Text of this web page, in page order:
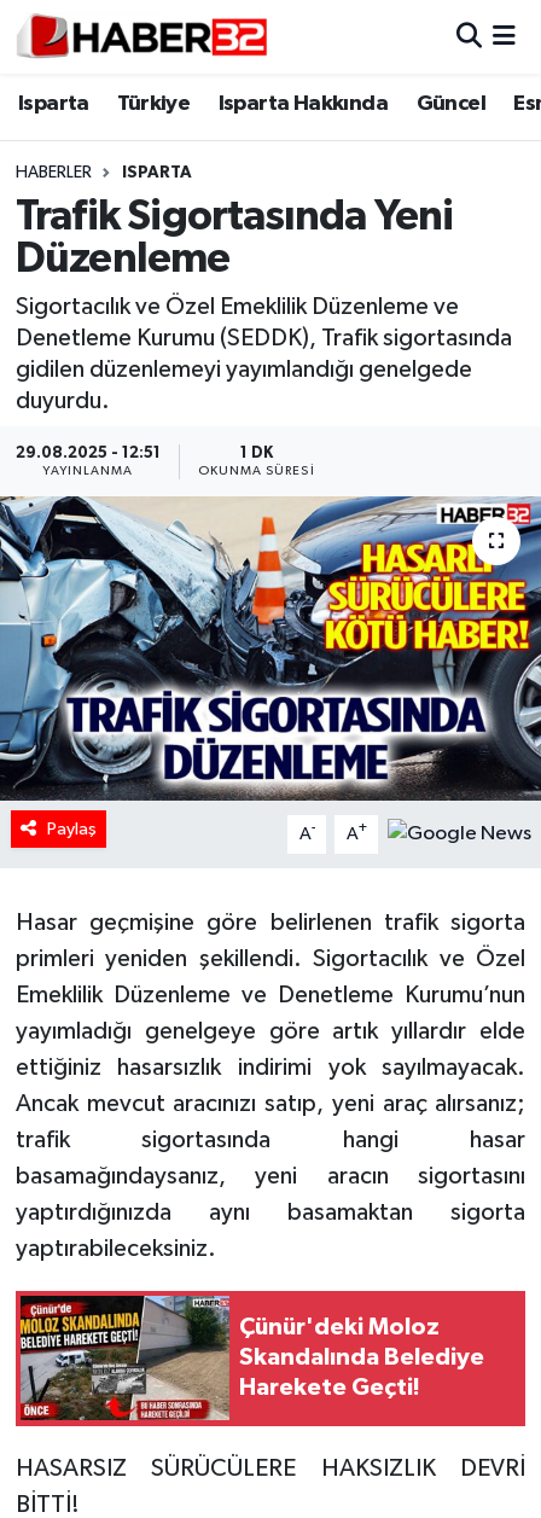
Isparta Türkiye Isparta Hakkında Güncel
HABERLER ISPARTA
Trafik Sigortasında Yeni
Düzenleme
Sigortacılık ve Özel Emeklilik Düzenleme ve
Denetleme Kurumu (SEDDK), Trafik sigortasında
gidilen düzenlemeyi yayımlandığı genelgede
duyurdu.
29.08.2025 - 12:51
YAYINLANMA
1 DK
OKUNMA SÜRESI
Paylaş A- A+
Hasar geçmişine göre belirlenen trafik sigorta
primleri yeniden şekillendi. Sigortacılık ve Özel
Emeklilik Düzenleme ve Denetleme Kurumu’nun
yayımladığı genelgeye göre artık yıllardır elde
ettiğiniz hasarsızlık indirimi yok sayılmayacak.
Ancak mevcut aracınızı satıp, yeni araç alırsanız;
trafik sigortasında hangi hasar
basamağındaysanız, yeni aracın sigortasını
yaptırdığınızda aynı basamaktan sigorta
yaptırabileceksiniz.
Çünür'deki Moloz
Skandalında Belediye
Harekete Geçti!
HASARSIZ SÜRÜCÜLERE HAKSIZLIK DEVRİ
BİTTİ!
Isparta
Esnaf Diyor ki;
ASAYİŞ
BİLİM VE TEKNOLOJİ
EĞİTİM
GENEL
Güncel
HABERDE İNSAN
İlginç
KÜLTÜR SANAT
MAGAZİN
Oyun
RESMİ İLANLAR
Spor
Tarihi Yapılarımız
Teknoloji
Türkiye
Yerel
İletişim
Isparta Nöbetçi Eczaneler
Isparta Trafik Yoğunluk Haritası
Süper Lig Puan Durumu ve Fikstür
Tüm Manşetler
Son Dakika Haberleri
Haber Arşivi